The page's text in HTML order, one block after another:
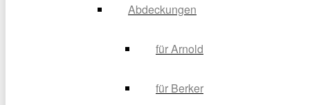
Abdeckungen
für Arnold
für Berker